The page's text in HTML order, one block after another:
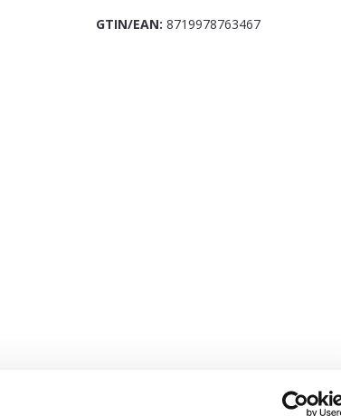
GTIN/EAN: 8719978763467